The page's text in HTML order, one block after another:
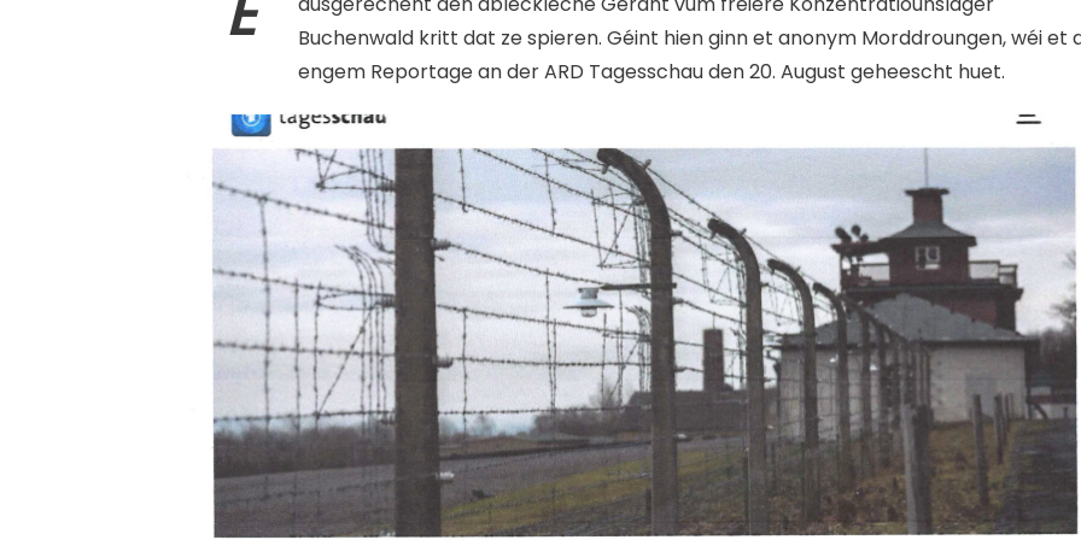
Buchenwald kritt dat ze spieren. Géint hien ginn et anonym Morddroungen, wéi et
engem Reportage an der ARD Tagesschau den 20. August geheescht huet.